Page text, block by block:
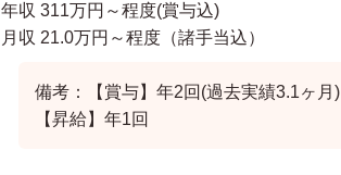
年収 311万円～程度(賞与込)
月収 21.0万円～程度（諸手当込）
備考：【賞与】年2回(過去実績3.1ヶ月)
【昇給】年1回